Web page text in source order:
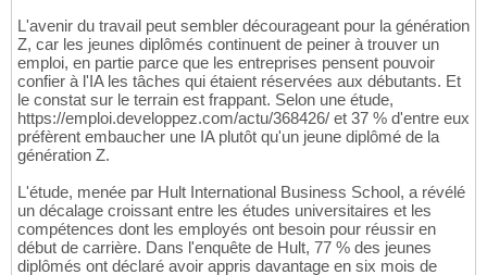
L'avenir du travail peut sembler décourageant pour la génération
Z, car les jeunes diplômés continuent de peiner à trouver un
emploi, en partie parce que les entreprises pensent pouvoir
confier à l'IA les tâches qui étaient réservées aux débutants. Et
le constat sur le terrain est frappant. Selon une étude,
https://emploi.developpez.com/actu/368426/ et 37 % d'entre eux
préfèrent embaucher une IA plutôt qu'un jeune diplômé de la
génération Z.
L'étude, menée par Hult International Business School, a révélé
un décalage croissant entre les études universitaires et les
compétences dont les employés ont besoin pour réussir en
début de carrière. Dans l'enquête de Hult, 77 % des jeunes
diplômés ont déclaré avoir appris davantage en six mois de